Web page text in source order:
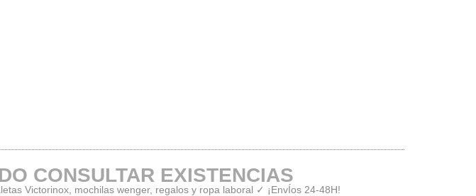
CONSULTAR EXISTENCIAS
Victorinox, mochilas wenger, regalos y ropa laboral ✓ ¡EnvÍos 24-48H!